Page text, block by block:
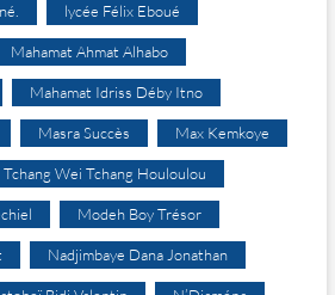
lycée Félix Eboué
Mahamat Ahmat Alhabo
Mahamat Idriss Déby Itno
Masra Succès Max Kemkoye
Wei Tchang Houloulou
Modeh Boy Trésor
Nadjimbaye Dana Jonathan